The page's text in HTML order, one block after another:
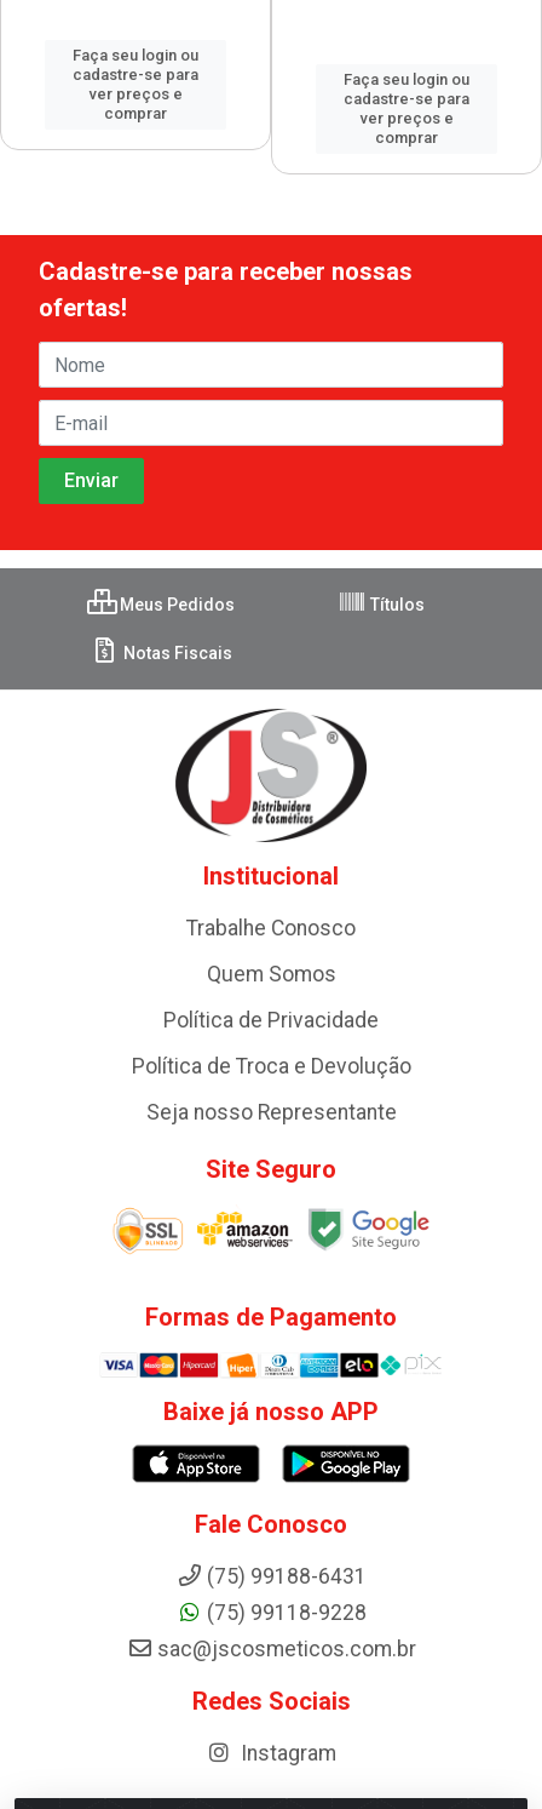
Faça seu login ou
cadastre-se para
ver preços e
comprar
Faça seu login ou
cadastre-se para
ver preços e
comprar
Cadastre-se para receber nossas
ofertas!
Meus Pedidos Títulos
Notas Fiscais
Institucional
Trabalhe Conosco
Quem Somos
Política de Privacidade
Política de Troca e Devolução
Seja nosso Representante
Site Seguro
Formas de Pagamento
Baixe já nosso APP
Fale Conosco
(75) 99188-6431
(75) 99118-9228
sac@jscosmeticos.com.br
Redes Sociais
Instagram